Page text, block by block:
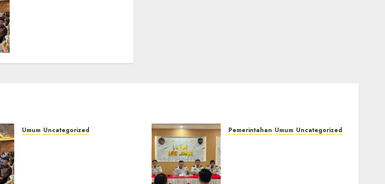
Umum Uncategorized Pemerintahan Umum Uncategorized